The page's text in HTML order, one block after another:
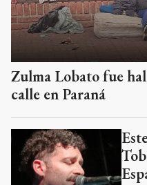
Zulma Lobato fue
calle en Paraná